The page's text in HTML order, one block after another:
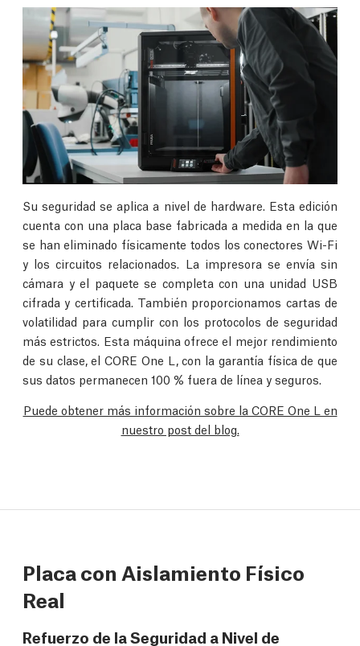
Su seguridad se aplica a nivel de hardware. Esta edición
cuenta con una placa base fabricada a medida en la que
se han eliminado físicamente todos los conectores Wi-Fi
y los circuitos relacionados. La impresora se envía sin
cámara y el paquete se completa con una unidad USB
cifrada y certificada. También proporcionamos cartas de
volatilidad para cumplir con los protocolos de seguridad
más estrictos. Esta máquina ofrece el mejor rendimiento
de su clase, el CORE One L, con la garantía física de que
sus datos permanecen 100 % fuera de línea y seguros.
Puede obtener más información sobre la CORE One L en
nuestro post del blog.
Placa con Aislamiento Físico
Real
Refuerzo de la Seguridad a Nivel de